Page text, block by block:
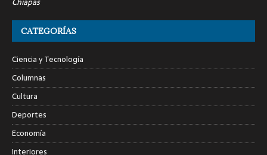
CATEGORÍAS
Ciencia y Tecnología
Columnas
Cultura
Deportes
Economía
Interiores